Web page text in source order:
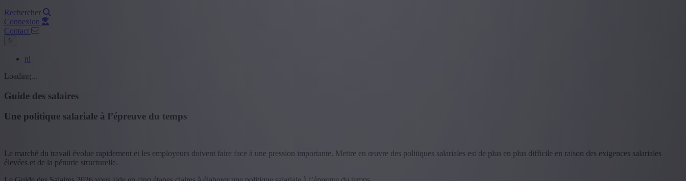
Rechercher
Connexion
Contact
fr
nl
Loading...
Guide des salaires
Une politique salariale à l’épreuve du temps
Le marché du travail évolue rapidement et les employeurs doivent faire face à une pression importante. Mettre en œuvre des politiques salariales est de plus en plus difficile en raison des exigences salariales
élevées et de la pénurie structurelle.